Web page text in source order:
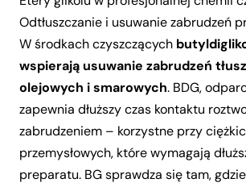
Odtłuszczanie i usuwanie zabrudzeń
W środkach czyszczących
wspierają usuwanie zabrudzeń
olejowych i smarowych. BDG,
zapewnia dłuższy czas kontaktu
zabrudzeniem – korzystne przy
przemysłowych, które wymagają
preparatu. BG sprawdza się tam,